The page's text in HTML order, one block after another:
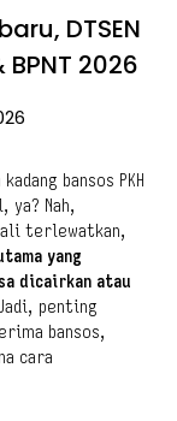
DTSEN
2026
bansos PKH
ya? Nah,
terlewatkan,
yang
dicairkan atau
penting
bansos,
cara